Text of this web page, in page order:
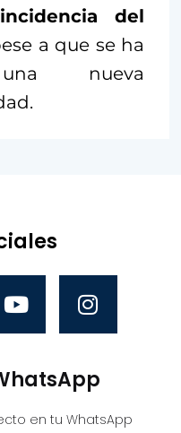
del
a que se ha
una nueva
en tu WhatsApp